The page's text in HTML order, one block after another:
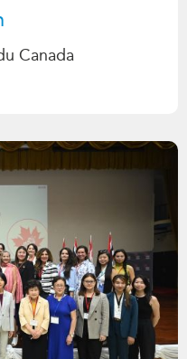
Canada